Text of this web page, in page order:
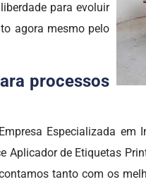
para evoluir
agora mesmo pelo
processos
Especializada em
Aplicador de Etiquetas
tanto com os